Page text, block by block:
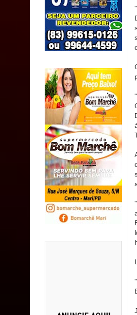
Mari marca
SUS
MULUNGU:
população
Caldas Brandão:
são referentes a